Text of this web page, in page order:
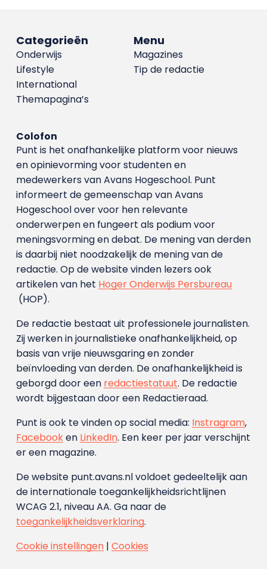
Menu
Magazines
Tip de redactie
Categorieën
Onderwijs
Lifestyle
International
Themapagina’s
Colofon
Punt is het onafhankelijke platform voor nieuws
en opinievorming voor studenten en
medewerkers van Avans Hoge­school. Punt
informeert de gemeenschap van Avans
Hogeschool over voor hen relevante
onderwerpen en fungeert als podium voor
meningsvorming en debat. De mening van derden
is daarbij niet noodzakelijk de mening van de
redactie. Op de website vinden lezers ook
artikelen van het Hoger Onderwijs Persbureau
(HOP).
De redactie bestaat uit professionele journalisten.
Zij werken in journalistieke onafhankelijkheid, op
basis van vrije nieuwsgaring en zonder
beïnvloeding van derden. De onafhankelijkheid is
geborgd door een redactiestatuut. De redactie
wordt bijgestaan door een Redactieraad.
Punt is ook te vinden op social media: Instragram,
Facebooken LinkedIn. Een keer per jaar verschijnt
er een magazine.
De website punt.avans.nl voldoet gedeeltelijk aan
de internationale toegankelijkheidsrichtlijnen
WCAG 2.1, niveau AA. Ga naar de
toegankelijkheidsverklaring.
Cookie instellingen| Cookies